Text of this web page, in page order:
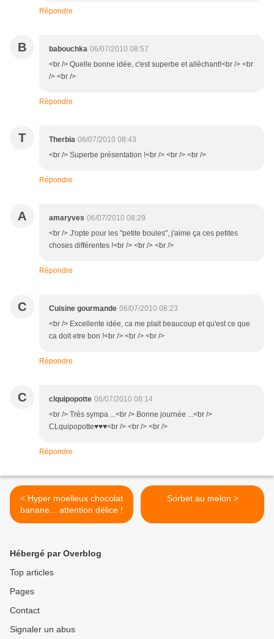
Répondre
B babouchka 06/07/2010 08:57
<br /> Quelle bonne idée, c'est superbe et alléchant!<br /> <br
/> <br />
Répondre
T Therbia 06/07/2010 08:43
<br /> Superbe présentation !<br /> <br /> <br />
Répondre
A amaryves 06/07/2010 08:29
<br /> J'opte pour les "petite boules", j'aime ça ces petites
choses différentes !<br /> <br /> <br />
Répondre
C Cuisine gourmande 06/07/2010 08:23
<br /> Excellente idée, ca me plait beaucoup et qu'est ce que
ca doit etre bon !<br /> <br /> <br />
Répondre
C clquipopotte 06/07/2010 08:14
<br /> Très sympa ...<br /> Bonne journée ...<br />
CLquipopotte♥♥♥<br /> <br /> <br />
Répondre
< Hyper moelleux chocolat
banane... attention délice !
Sorbet au melon >
Hébergé par Overblog
Top articles
Pages
Contact
Signaler un abus